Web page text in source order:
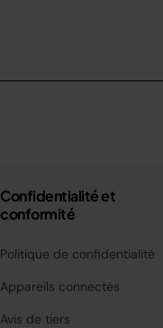
Confidentialité et
conformité
Politique de confidentialité
Appareils connectés
Avis de tiers